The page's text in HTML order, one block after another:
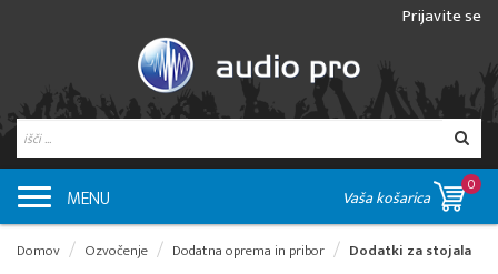
Prijavite se
MENU Vaša košarica
0
Domov Ozvočenje Dodatna oprema in pribor Dodatki za stojala